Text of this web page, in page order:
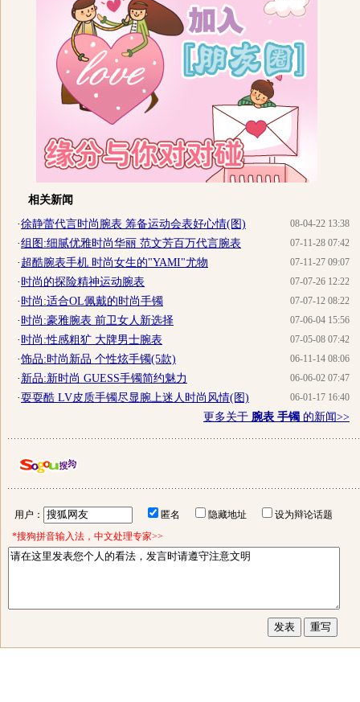
相关新闻
08-04-22 13:38
·徐静蕾代言时尚腕表 筹备运动会表好心情(图)
07-11-28 07:42
·组图:细腻优雅时尚华丽 范文芳百万代言腕表
07-11-27 09:07
·超酷腕表手机 时尚女生的"YAMI"尤物
07-07-26 12:22
·时尚的探险精神运动腕表
07-07-12 08:22
·时尚:适合OL佩戴的时尚手镯
07-06-04 15:56
·时尚:豪雅腕表 前卫女人新选择
07-05-08 07:42
·时尚:性感粗犷 大牌男士腕表
06-11-14 08:06
·饰品:时尚新品 个性炫手镯(5款)
06-06-02 07:47
·新品:新时尚 GUESS手镯简约魅力
06-01-17 16:40
·耍耍酷 LV皮质手镯尽显腕上迷人时尚风情(图)
更多关于 腕表 手镯 的新闻>>
用户： 匿名 隐藏地址
设为辩论话题
*搜狗拼音输入法，中文处理专家>>